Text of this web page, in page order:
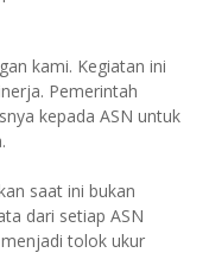
kami. Kegiatan ini
Pemerintah
kepada ASN untuk
saat ini bukan
dari setiap ASN
tolok ukur